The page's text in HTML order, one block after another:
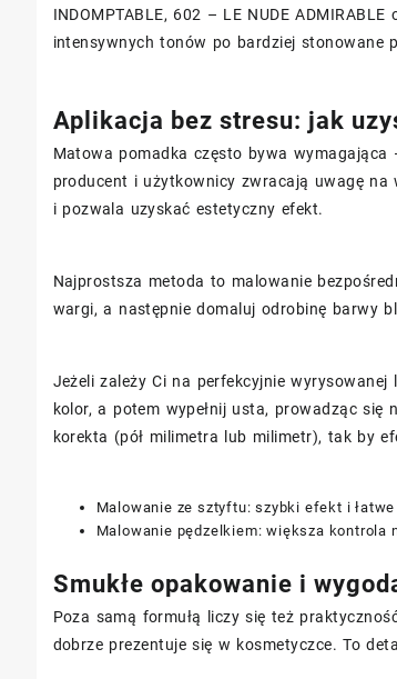
INDOMPTABLE, 602 – LE NUDE
intensywnych tonów po bardziej stonowane
Aplikacja bez stresu: jak
Matowa pomadka często bywa
producent i użytkownicy zwracają uwagę na
i pozwala uzyskać estetyczny efekt.
Najprostsza metoda to malowanie
wargi, a następnie domaluj odrobinę barwy
Jeżeli zależy Ci na perfekcyjnie
kolor, a potem wypełnij usta, prowadząc się
korekta (pół milimetra lub milimetr), tak by
Malowanie ze sztyftu: szybki efekt i
Malowanie pędzelkiem: większa kontrola
Smukłe opakowanie i
Poza samą formułą liczy się też
dobrze prezentuje się w kosmetyczce. To